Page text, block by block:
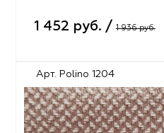
1 452 руб. / 1 936 руб.
Арт. Polino 1204